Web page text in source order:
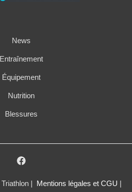
News
Entraînement
Équipement
Nutrition
Blessures
| Mentions légales et CGU